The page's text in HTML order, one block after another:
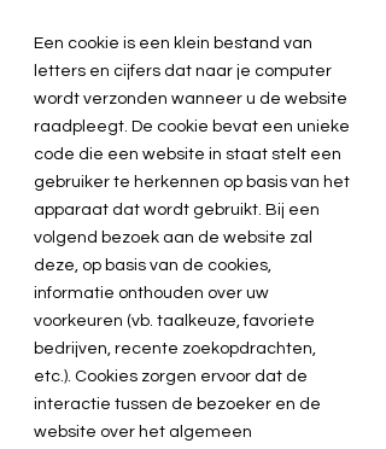
Een cookie is een klein bestand van
letters en cijfers dat naar je computer
wordt verzonden wanneer u de website
raadpleegt. De cookie bevat een unieke
code die een website in staat stelt een
gebruiker te herkennen op basis van het
apparaat dat wordt gebruikt. Bij een
volgend bezoek aan de website zal
deze, op basis van de cookies,
informatie onthouden over uw
voorkeuren (vb. taalkeuze, favoriete
bedrijven, recente zoekopdrachten,
etc.). Cookies zorgen ervoor dat de
interactie tussen de bezoeker en de
website over het algemeen